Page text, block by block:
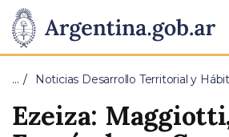
Presidencia
de
la
Pasar al contenido principal
… Noticias Desarrollo Territorial y
Ezeiza: